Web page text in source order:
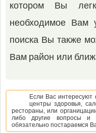
котором Вы
необходимое Вам
поиска Вы также
Вам район или
Если Вас интересуют
центры здоровья,
рестораны, или
либо другие вопросы и
обязательно постараемся